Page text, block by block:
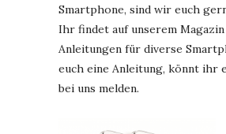
Smartphone, sind wir euch
Ihr findet auf unserem
Anleitungen für diverse
euch eine Anleitung, könnt ihr
bei uns melden.